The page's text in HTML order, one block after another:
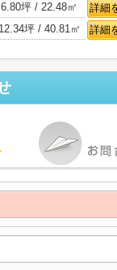
6.80坪 / 22.48㎡ 詳細
12.34坪 / 40.81㎡ 詳細